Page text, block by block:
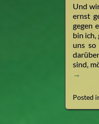
Und
ernst
gegen
bin ich,
uns so
sind,
→
Posted